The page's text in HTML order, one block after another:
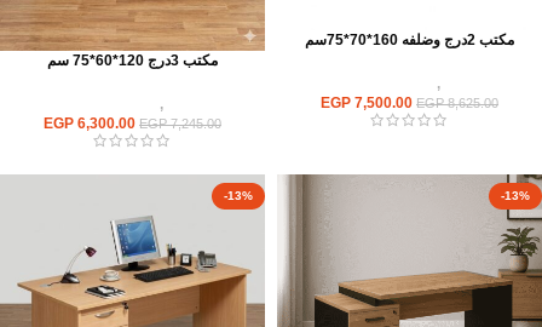
مكتب 2درج وضلفه 160*70*75سم
مكاتب,
EGP8,625.00
EGP 7,500.00
مكتب 3درج 120*60*75 سم
مكاتب,
EGP7,245.00
EGP 6,300.00
-13%
-13%